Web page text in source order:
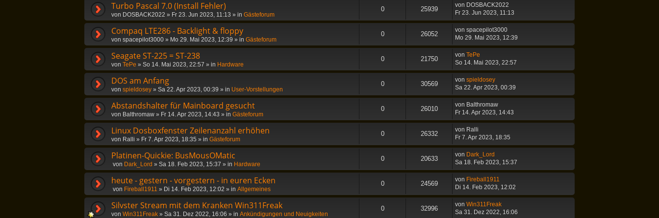
Turbo Pascal 7.0 (Install Fehler)
von DOSBACK2022 » Fr 23. Jun 2023, 11:13 » in Gästeforum
0 25939
von DOSBACK2022
Fr 23. Jun 2023, 11:13
Compaq LTE286 - Backlight & floppy
von spacepilot3000 » Mo 29. Mai 2023, 12:39 » in Gästeforum
0 26052
von spacepilot3000
Mo 29. Mai 2023, 12:39
Seagate ST-225 = ST-238
von TePe » So 14. Mai 2023, 22:57 » in Hardware
0 21750
von TePe
So 14. Mai 2023, 22:57
DOS am Anfang
von spieldosey » Sa 22. Apr 2023, 00:39 » in User-Vorstellungen
0 30569
von spieldosey
Sa 22. Apr 2023, 00:39
Abstandshalter für Mainboard gesucht
von Balthromaw » Fr 14. Apr 2023, 14:43 » in Gästeforum
0 26010
von Balthromaw
Fr 14. Apr 2023, 14:43
Linux Dosboxfenster Zeilenanzahl erhöhen
von Ralli » Fr 7. Apr 2023, 18:35 » in Gästeforum
0 26332
von Ralli
Fr 7. Apr 2023, 18:35
Platinen-Quickie: BusMousOMatic
von Dark_Lord » Sa 18. Feb 2023, 15:37 » in Hardware
0 20633
von Dark_Lord
Sa 18. Feb 2023, 15:37
heute - gestern - vorgestern - in euren Ecken
von Fireball1911 » Di 14. Feb 2023, 12:02 » in Allgemeines
0 24569
von Fireball1911
Di 14. Feb 2023, 12:02
Silvster Stream mit dem Kranken Win311Freak
von Win311Freak » Sa 31. Dez 2022, 16:06 » in Ankündigungen und Neuigkeiten
0 32996
von Win311Freak
Sa 31. Dez 2022, 16:06